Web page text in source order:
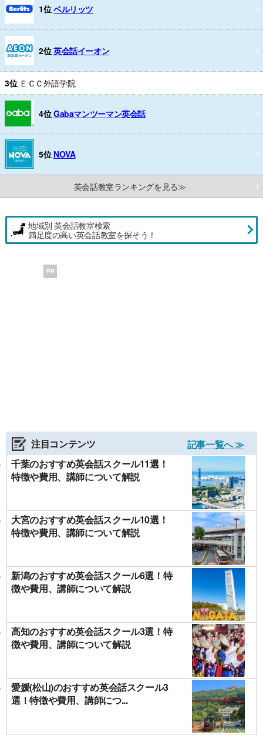
1位ベルリッツ
2位英会話イーオン
3位 ＥＣＣ外語学院
4位Gabaマンツーマン英会話
5位 NOVA
英会話教室ランキングを見る≫
地域別 英会話教室検索
満足度の高い英会話教室を探そう！
PR
注目コンテンツ
記事一覧へ ≫
千葉のおすすめ英会話スクール11選！
特徴や費用、講師について解説
大宮のおすすめ英会話スクール10選！
特徴や費用、講師について解説
新潟のおすすめ英会話スクール6選！特
徴や費用、講師について解説
高知のおすすめ英会話スクール3選！特
徴や費用、講師について解説
愛媛(松山)のおすすめ英会話スクール3
選！特徴や費用、講師につ...